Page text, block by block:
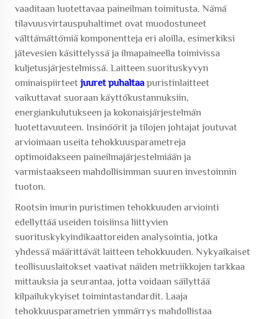
vaaditaan luotettavaa paineilman toimitusta. Nämä
tilavuusvirtauspuhaltimet ovat muodostuneet
välttämättömiä komponentteja eri aloilla, esimerkiksi
jätevesien käsittelyssä ja ilmapaineella toimivissa
kuljetusjärjestelmissä. Laitteen suorituskyvyn
ominaispiirteet juuret puhaltaa puristinlaitteet
vaikuttavat suoraan käyttökustannuksiin,
energiankulutukseen ja kokonaisjärjestelmän
luotettavuuteen. Insinöörit ja tilojen johtajat joutuvat
arvioimaan useita tehokkuusparametreja
optimoidakseen paineilmajärjestelmiään ja
varmistaakseen mahdollisimman suuren investoinnin
tuoton.
Rootsin imurin puristimen tehokkuuden arviointi
edellyttää useiden toisiinsa liittyvien
suorituskykyindikaattoreiden analysointia, jotka
yhdessä määrittävät laitteen tehokkuuden. Nykyaikaiset
teollisuuslaitokset vaativat näiden metriikkojen tarkkaa
mittauksia ja seurantaa, jotta voidaan säilyttää
kilpailukykyiset toimintastandardit. Laaja
tehokkuusparametrien ymmärrys mahdollistaa